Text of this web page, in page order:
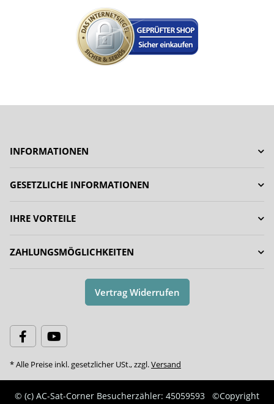
INFORMATIONEN
GESETZLICHE INFORMATIONEN
IHRE VORTEILE
ZAHLUNGSMÖGLICHKEITEN
Vertrag Widerrufen
* Alle Preise inkl. gesetzlicher USt., zzgl.Versand
© (c) AC-Sat-Corner Besucherzähler: 45059593
©Copyright